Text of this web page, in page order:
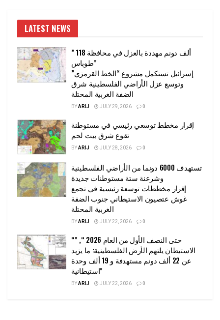
LATEST NEWS
” 118 ألف دونم مهددة بالعزل في محافظة
طوباس”
إسرائيل تستكمل مشروع “الخط القرمزي”
وتوسع عزل الأراضي الفلسطينية شرق
الضفة الغربية المحتلة
BYARIJ JULY 29, 2026 0
إقرار مخطط توسعي رئيسي في مستوطنة
تقوع شرق بيت لحم
BYARIJ JULY 28, 2026 0
تستهدف 6000 دونما من الأراضي الفلسطينية
وشرعنة ستة مستوطنات جديدة
إقرار مخططات توسعة رئيسية في تجمع
غوش عتصيون الاستيطاني جنوب الضفة
الغربية المحتلة
BYARIJ JULY 22, 2026 0
“حتى النصف الأول من العام 2026 “, ”
الاستيطان يلتهم الأرض الفلسطينية: ما يزيد
عن 22 ألف دونم مستهدفة و 19 ألف وحدة
استيطانية”
BYARIJ JULY 22, 2026 0